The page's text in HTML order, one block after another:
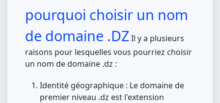
pourquoi choisir un nom
de domaine .DZIl y a plusieurs
raisons pour lesquelles vous pourriez choisir
un nom de domaine .dz :
Identité géographique : Le domaine de
premier niveau .dz est l'extension